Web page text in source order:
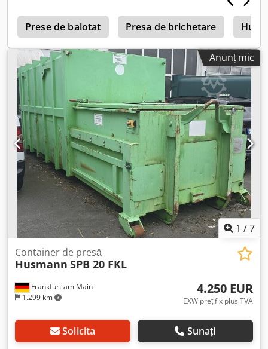
Prese de balotat Presa de brichetare
Anunț mic
1 /7
Frankfurt am Main
1.299 km
Container de presă
Husmann SPB 20 FKL
4.250 EUR
EXW preț fix plus TVA
Solicita Sunați